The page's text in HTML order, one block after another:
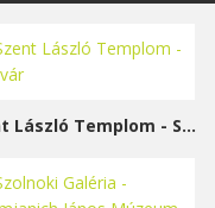
Szent László Templom - Sárvár